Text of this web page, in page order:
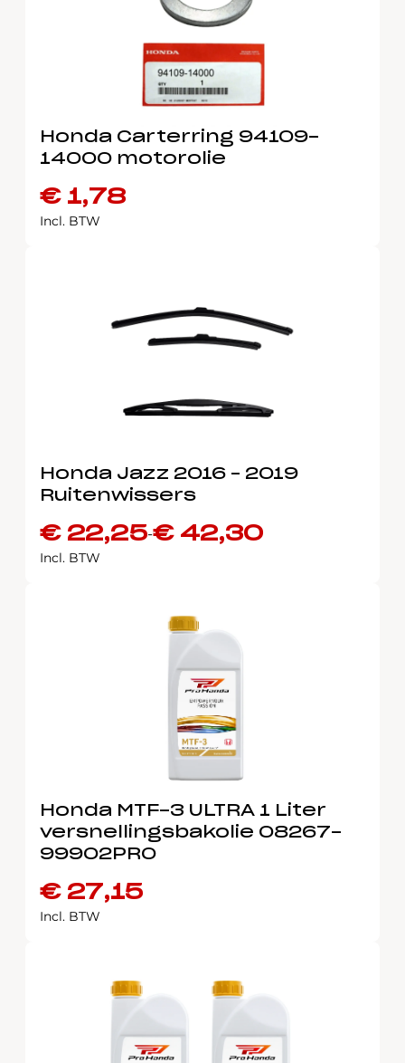
Honda Carterring 94109-
14000 motorolie
€1,78
Incl. BTW
Honda Jazz 2016 – 2019
Ruitenwissers
€22,25-€42,30
Prijsklasse:
€ 22,25
Incl. BTW
Honda MTF-3 ULTRA 1 Liter
versnellingsbakolie 08267-
99902PRO
€27,15
Incl. BTW